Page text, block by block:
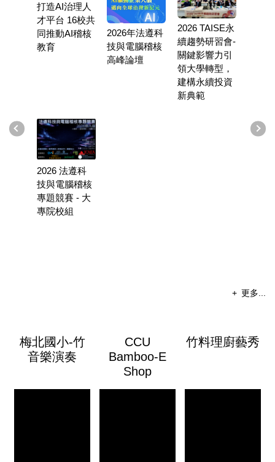
打造AI治理人
才平台 16校共
同推動AI稽核
教育
2026年法遵科
技與電腦稽核
高峰論壇
2026 TAISE永
續趨勢研習會-
關鍵影響力引
領大學轉型，
建構永續投資
新典範
2026 法遵科
技與電腦稽核
專題競賽 - 大
專院校組
更多...
梅北國小-竹
音樂演奏
CCU
Bamboo-E
Shop
竹料理廚藝秀